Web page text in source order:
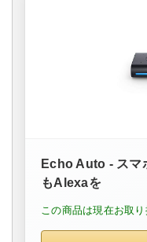
Echo Auto - スマ
もAlexaを
この商品は現在お取り